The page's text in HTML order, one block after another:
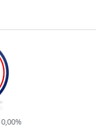
0,00%